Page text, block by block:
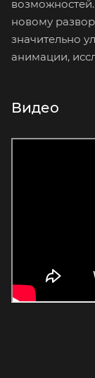
новому
значительно
анимации,
Видео